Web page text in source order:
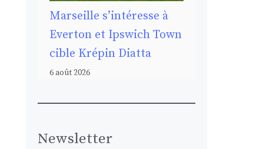
Marseille s’intéresse à
Everton et Ipswich Town
cible Krépin Diatta
6 août 2026
Newsletter